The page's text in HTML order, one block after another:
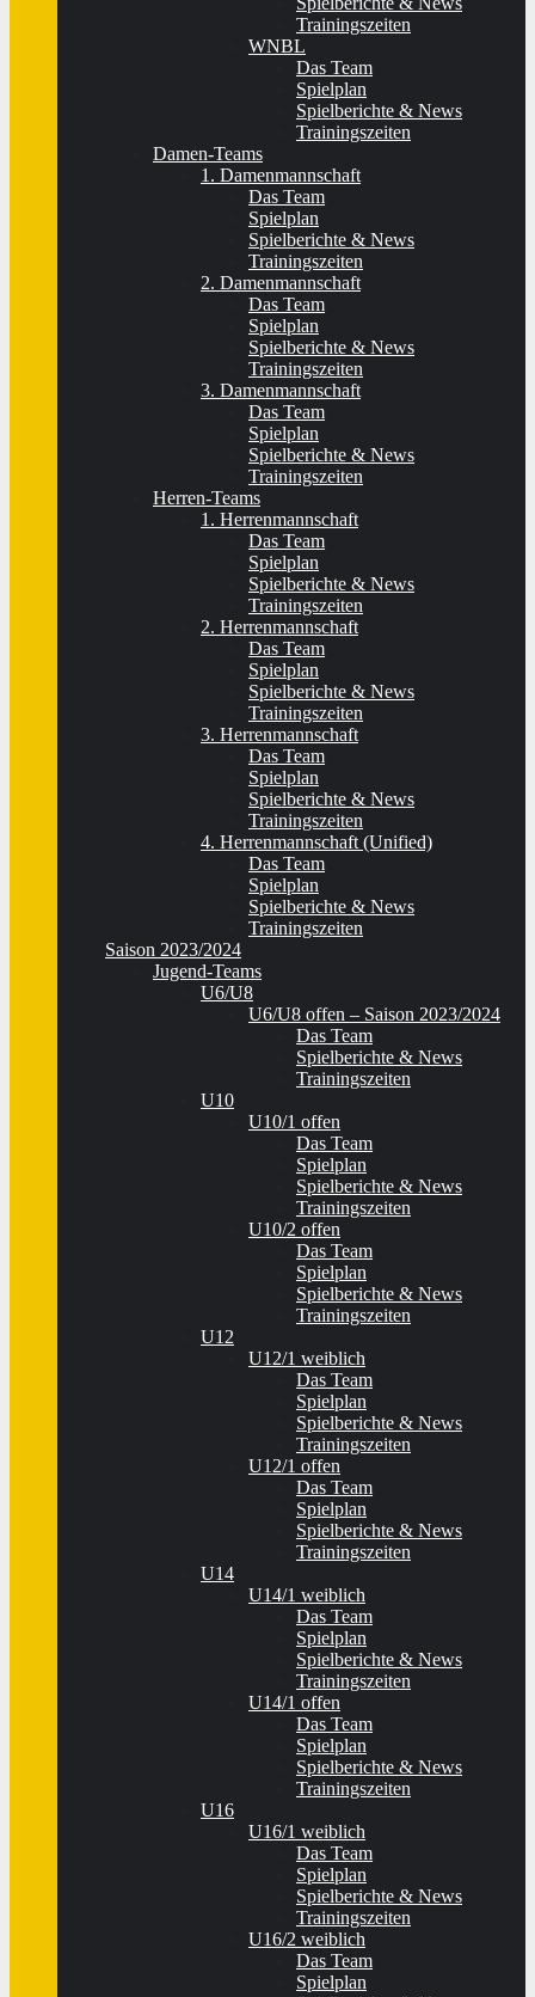
Trainingszeiten
WNBL
Das Team
Spielplan
Spielberichte & News
Trainingszeiten
Damen-Teams
1. Damenmannschaft
Das Team
Spielplan
Spielberichte & News
Trainingszeiten
2. Damenmannschaft
Das Team
Spielplan
Spielberichte & News
Trainingszeiten
3. Damenmannschaft
Das Team
Spielplan
Spielberichte & News
Trainingszeiten
Herren-Teams
1. Herrenmannschaft
Das Team
Spielplan
Spielberichte & News
Trainingszeiten
2. Herrenmannschaft
Das Team
Spielplan
Spielberichte & News
Trainingszeiten
3. Herrenmannschaft
Das Team
Spielplan
Spielberichte & News
Trainingszeiten
4. Herrenmannschaft (Unified)
Das Team
Spielplan
Spielberichte & News
Trainingszeiten
Saison 2023/2024
Jugend-Teams
U6/U8
U6/U8 offen – Saison 2023/2024
Das Team
Spielberichte & News
Trainingszeiten
U10
U10/1 offen
Das Team
Spielplan
Spielberichte & News
Trainingszeiten
U10/2 offen
Das Team
Spielplan
Spielberichte & News
Trainingszeiten
U12
U12/1 weiblich
Das Team
Spielplan
Spielberichte & News
Trainingszeiten
U12/1 offen
Das Team
Spielplan
Spielberichte & News
Trainingszeiten
U14
U14/1 weiblich
Das Team
Spielplan
Spielberichte & News
Trainingszeiten
U14/1 offen
Das Team
Spielplan
Spielberichte & News
Trainingszeiten
U16
U16/1 weiblich
Das Team
Spielplan
Spielberichte & News
Trainingszeiten
U16/2 weiblich
Das Team
Spielplan